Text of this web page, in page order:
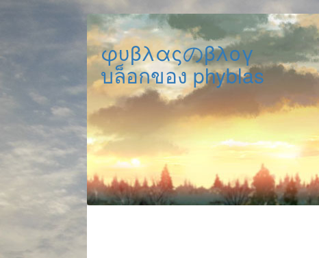
φυβλαςのβλογ
บล็อกของ phyblas